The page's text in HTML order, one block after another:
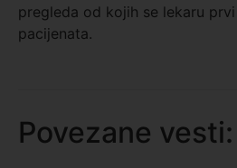
pregleda od kojih se lekaru
pacijenata.
Povezane vesti: